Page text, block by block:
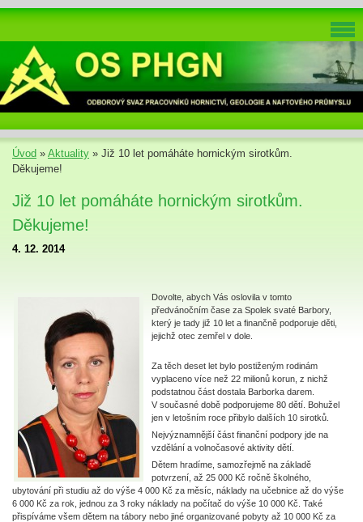
Úvod » Aktuality » Již 10 let pomáháte hornickým sirotkům.
Děkujeme!
Již 10 let pomáháte hornickým sirotkům.
Děkujeme!
4. 12. 2014
Dovolte, abych Vás oslovila v tomto
předvánočním čase za Spolek svaté Barbory,
který je tady již 10 let a finančně podporuje děti,
jejichž otec zemřel v dole.
Za těch deset let bylo postiženým rodinám
vyplaceno více než 22 milionů korun, z nichž
podstatnou část dostala Barborka darem.
V současné době podporujeme 80 dětí. Bohužel
jen v letošním roce přibylo dalších 10 sirotků.
Nejvýznamnější část finanční podpory jde na
vzdělání a volnočasové aktivity dětí.
Dětem hradíme, samozřejmě na základě
potvrzení, až 25 000 Kč ročně školného,
ubytování při studiu až do výše 4 000 Kč za měsíc, náklady na učebnice až do výše
6 000 Kč za rok, jednou za 3 roky náklady na počítač do výše 10 000 Kč. Také
přispíváme všem dětem na tábory nebo jiné organizované pobyty až 10 000 Kč za